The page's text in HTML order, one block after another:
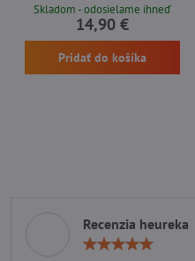
Skladom - odosielame ihneď
14,90 €
Pridať do košíka
Recenzia heureka